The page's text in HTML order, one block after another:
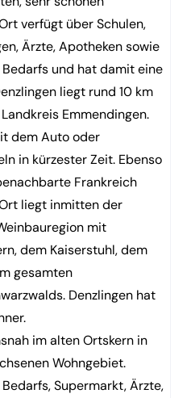
verfügt über Schulen,
Ärzte, Apotheken sowie
und hat damit eine
liegt rund 10 km
Emmendingen.
dem Auto oder
in kürzester Zeit. Ebenso
Frankreich
liegt inmitten der
mit
dem Kaiserstuhl, dem
gesamten
Denzlingen hat
im alten Ortskern in
Wohngebiet.
Supermarkt, Ärzte,